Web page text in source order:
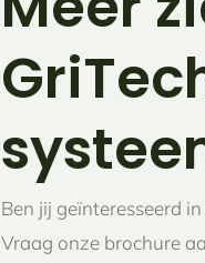
Ben jij geïnteresseerd
Vraag onze brochure